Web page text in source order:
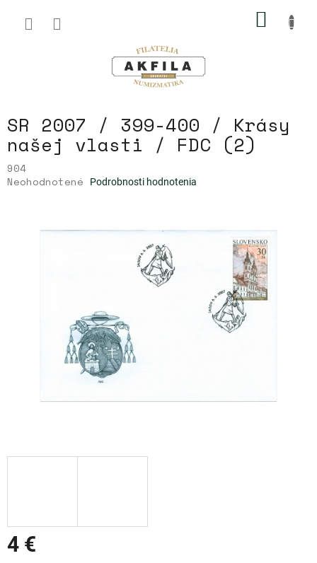
obsah
SR 2007 / 399-400 / Krásy
našej vlasti / FDC (2)
904
Priemerné
Neohodnotené Podrobnosti hodnotenia
4 €